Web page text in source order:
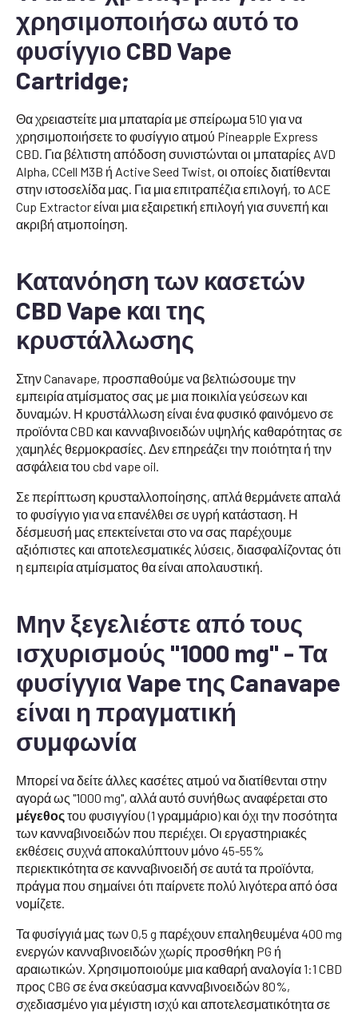
χρησιμοποιήσω αυτό το
φυσίγγιο CBD Vape
Cartridge;
Θα χρειαστείτε μια μπαταρία με σπείρωμα 510 για να
χρησιμοποιήσετε το φυσίγγιο ατμού Pineapple Express
CBD. Για βέλτιστη απόδοση συνιστώνται οι μπαταρίες AVD
Alpha, CCell M3B ή Active Seed Twist, οι οποίες διατίθενται
στην ιστοσελίδα μας. Για μια επιτραπέζια επιλογή, το ACE
Cup Extractor είναι μια εξαιρετική επιλογή για συνεπή και
ακριβή ατμοποίηση.
Κατανόηση των κασετών
CBD Vape και της
κρυστάλλωσης
Στην Canavape, προσπαθούμε να βελτιώσουμε την
εμπειρία ατμίσματος σας με μια ποικιλία γεύσεων και
δυναμών. Η κρυστάλλωση είναι ένα φυσικό φαινόμενο σε
προϊόντα CBD και κανναβινοειδών υψηλής καθαρότητας σε
χαμηλές θερμοκρασίες. Δεν επηρεάζει την ποιότητα ή την
ασφάλεια του cbd vape oil.
Σε περίπτωση κρυσταλλοποίησης, απλά θερμάνετε απαλά
το φυσίγγιο για να επανέλθει σε υγρή κατάσταση. Η
δέσμευσή μας επεκτείνεται στο να σας παρέχουμε
αξιόπιστες και αποτελεσματικές λύσεις, διασφαλίζοντας ότι
η εμπειρία ατμίσματος θα είναι απολαυστική.
Μην ξεγελιέστε από τους
ισχυρισμούς "1000 mg" - Τα
φυσίγγια Vape της Canavape
είναι η πραγματική
συμφωνία
Μπορεί να δείτε άλλες κασέτες ατμού να διατίθενται στην
αγορά ως "1000 mg", αλλά αυτό συνήθως αναφέρεται στο
μέγεθοςτου φυσιγγίου (1 γραμμάριο) και όχι την ποσότητα
των κανναβινοειδών που περιέχει. Οι εργαστηριακές
εκθέσεις συχνά αποκαλύπτουν μόνο 45-55%
περιεκτικότητα σε κανναβινοειδή σε αυτά τα προϊόντα,
πράγμα που σημαίνει ότι παίρνετε πολύ λιγότερα από όσα
νομίζετε.
Τα φυσίγγιά μας των 0,5 g παρέχουν επαληθευμένα 400 mg
ενεργών κανναβινοειδών χωρίς προσθήκη PG ή
αραιωτικών. Χρησιμοποιούμε μια καθαρή αναλογία 1:1 CBD
προς CBG σε ένα σκεύασμα κανναβινοειδών 80%,
σχεδιασμένο για μέγιστη ισχύ και αποτελεσματικότητα σε